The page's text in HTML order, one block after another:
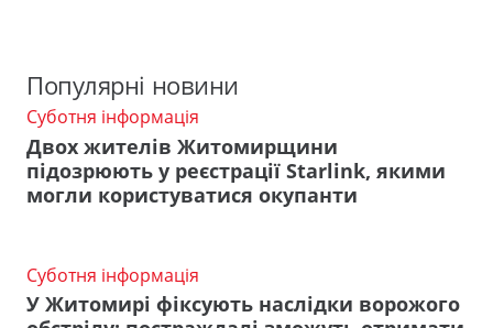
Популярні новини
Суботня інформація
Двох жителів Житомирщини
підозрюють у реєстрації Starlink, якими
могли користуватися окупанти
Суботня інформація
У Житомирі фіксують наслідки ворожого